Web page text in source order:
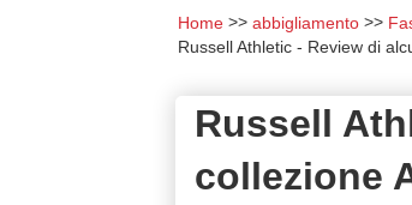
Home abbigliamento
Russell Athletic - Review di
Russell
collezione